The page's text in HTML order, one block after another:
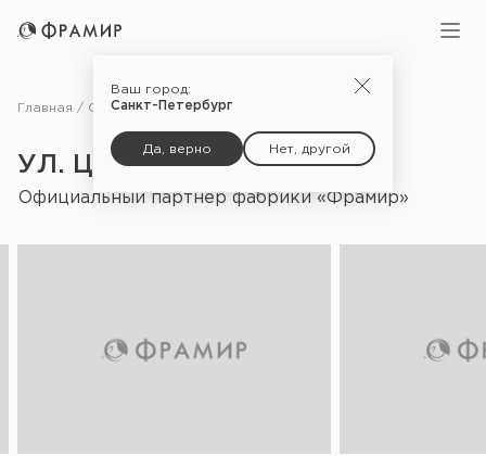
Ваш город:
Санкт-Петербург
Да, верно Нет, другой
Главная Салоны ул. Цвиллинга, д. 42
УЛ. ЦВИЛЛИНГА, Д. 42
Официальный партнёр фабрики «Фрамир»